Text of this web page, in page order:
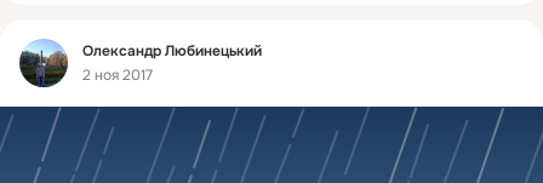
Фид
Олександр Любинецький
2 ноя 2017